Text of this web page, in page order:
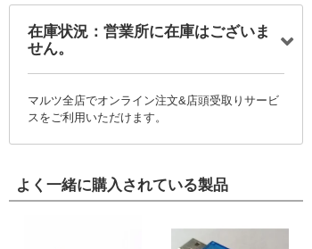
在庫状況：営業所に在庫はございま
せん。
マルツ全店でオンライン注文&店頭受取りサービ
スをご利用いただけます。
よく一緒に購入されている製品